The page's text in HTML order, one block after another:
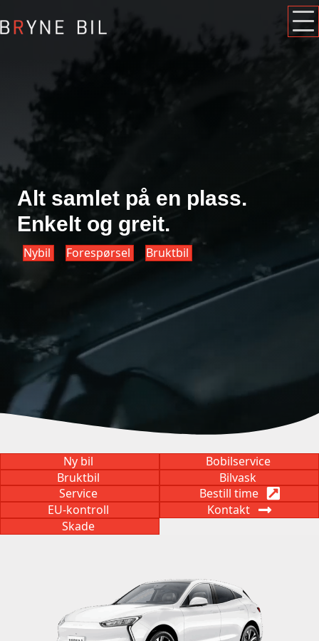
Alt samlet på en plass.
Enkelt og greit.
Nybil Forespørsel Bruktbil
Ny bil
Bruktbil
Service
EU-kontroll
Skade
Bobilservice
Bilvask
Bestill time
Kontakt